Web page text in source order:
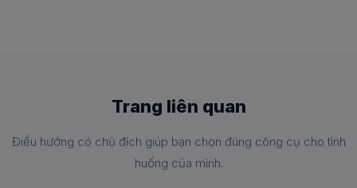
Trang liên quan
Điều hướng có chủ đích giúp bạn chọn đúng công cụ cho tình
huống của mình.